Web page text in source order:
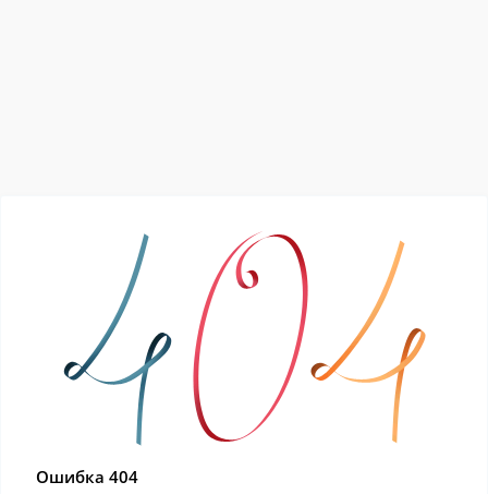
Ошибка 404